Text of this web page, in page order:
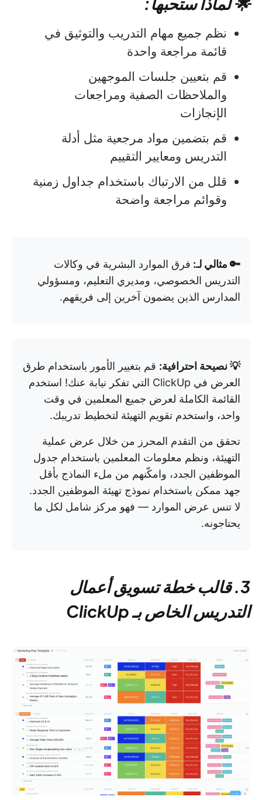
نظم جميع مهام التدريب والتوثيق في
قائمة مراجعة واحدة
قم بتعيين جلسات الموجهين
والملاحظات الصفية ومراجعات
الإنجازات
قم بتضمين مواد مرجعية مثل أدلة
التدريس ومعايير التقييم
قلل من الارتباك باستخدام جداول زمنية
وقوائم مراجعة واضحة
🔑 مثالي لـ: فرق الموارد البشرية في وكالات
التدريس الخصوصي، ومديري التعليم، ومسؤولي
المدارس الذين يضمون آخرين إلى فريقهم.
💡 نصيحة احترافية: قم بتغيير الأمور باستخدام طرق
العرض في ClickUp التي تفكر نيابة عنك! استخدم
القائمة الكاملة لعرض جميع المعلمين في وقت
واحد، واستخدم تقويم التهيئة لتخطيط تدريبك.
تحقق من التقدم المحرز من خلال عرض عملية
التهيئة، ونظم معلومات المعلمين باستخدام جدول
الموظفين الجدد، وامكّنهم من ملء النماذج بأقل
جهد ممكن باستخدام نموذج تهيئة الموظفين الجدد.
لا تنس عرض الموارد — فهو مركز شامل لكل ما
يحتاجونه.
3. قالب خطة تسويق أعمال
التدريس الخاص بـ ClickUp